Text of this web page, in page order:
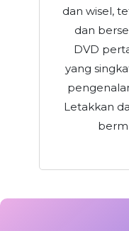
dan wisel,
dan
DVD
yang
Letakkan